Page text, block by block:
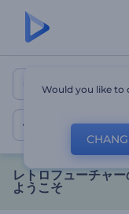
レトロフ
レトロフューチ
レトロフューチャ
ようこそ
Would you like to